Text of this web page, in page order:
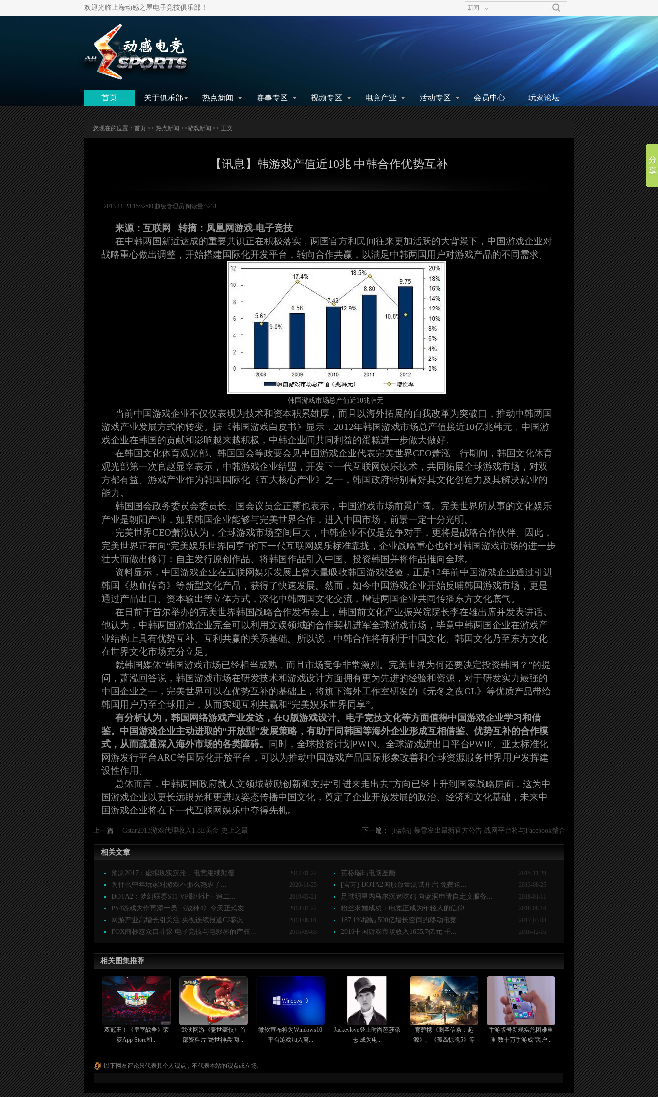
欢迎光临上海动感之屋电子竞技俱乐部！ 新闻
首页 关于俱乐部 热点新闻 赛事专区 视频专区 电竞产业 活动专区 会员中心 玩家论坛
您现在的位置： 首页 >> 热点新闻 >>游戏新闻 >> 正文
【讯息】韩游戏产值近10兆 中韩合作优势互补
2013-11-23 15:52:00 超级管理员 阅读量:3218
来源：互联网 转摘：凤凰网游戏-电子竞技
在中韩两国新近达成的重要共识正在积极落实，两国官方和民间往来更加活跃的大背景下，中国游戏企业对
战略重心做出调整，开始搭建国际化开发平台，转向合作共赢，以满足中韩两国用户对游戏产品的不同需求。
韩国游戏市场总产值近10兆韩元
当前中国游戏企业不仅仅表现为技术和资本积累雄厚，而且以海外拓展的自我改革为突破口，推动中韩两国
游戏产业发展方式的转变。据《韩国游戏白皮书》显示，2012年韩国游戏市场总产值接近10亿兆韩元，中国游
戏企业在韩国的贡献和影响越来越积极，中韩企业间共同利益的蛋糕进一步做大做好。
在韩国文化体育观光部、韩国国会等政要会见中国游戏企业代表完美世界CEO萧泓一行期间，韩国文化体育
观光部第一次官赵显宰表示，中韩游戏企业结盟，开发下一代互联网娱乐技术，共同拓展全球游戏市场，对双
方都有益。游戏产业作为韩国国际化《五大核心产业》之一，韩国政府特别看好其文化创造力及其解决就业的
能力。
韩国国会政务委员会委员长、国会议员金正薰也表示，中国游戏市场前景广阔。完美世界所从事的文化娱乐
产业是朝阳产业，如果韩国企业能够与完美世界合作，进入中国市场，前景一定十分光明。
完美世界CEO萧泓认为，全球游戏市场空间巨大，中韩企业不仅是竞争对手，更将是战略合作伙伴。因此，
完美世界正在向“完美娱乐世界同享”的下一代互联网娱乐标准靠拢，企业战略重心也针对韩国游戏市场的进一步
壮大而做出修订：自主发行原创作品、将韩国作品引入中国、投资韩国并将作品推向全球。
资料显示，中国游戏企业在互联网娱乐发展上曾大量吸收韩国游戏经验，正是12年前中国游戏企业通过引进
韩国《热血传奇》等新型文化产品，获得了快速发展。然而，如今中国游戏企业开始反哺韩国游戏市场，更是
通过产品出口、资本输出等立体方式，深化中韩两国文化交流，增进两国企业共同传播东方文化底气。
在日前于首尔举办的完美世界韩国战略合作发布会上，韩国前文化产业振兴院院长李在雄出席并发表讲话。
他认为，中韩两国游戏企业完全可以利用文娱领域的合作契机进军全球游戏市场，毕竟中韩两国企业在游戏产
业结构上具有优势互补、互利共赢的关系基础。所以说，中韩合作将有利于中国文化、韩国文化乃至东方文化
在世界文化市场充分立足。
就韩国媒体“韩国游戏市场已经相当成熟，而且市场竞争非常激烈。完美世界为何还要决定投资韩国？”的提
问，萧泓回答说，韩国游戏市场在研发技术和游戏设计方面拥有更为先进的经验和资源，对于研发实力最强的
中国企业之一，完美世界可以在优势互补的基础上，将旗下海外工作室研发的《无冬之夜OL》等优质产品带给
韩国用户乃至全球用户，从而实现互利共赢和“完美娱乐世界同享”。
有分析认为，韩国网络游戏产业发达，在Q版游戏设计、电子竞技文化等方面值得中国游戏企业学习和借
鉴。中国游戏企业主动进取的“开放型”发展策略，有助于同韩国等海外企业形成互相借鉴、优势互补的合作模
式，从而疏通深入海外市场的各类障碍。
同时，全球投资计划PWIN、全球游戏进出口平台PWIE、亚太标准化
网游发行平台ARC等国际化开放平台，可以为推动中国游戏产品国际形象改善和全球资源服务世界用户发挥建
设性作用。
总体而言，中韩两国政府就人文领域鼓励创新和支持“引进来走出去”方向已经上升到国家战略层面，这为中
国游戏企业以更长远眼光和更进取姿态传播中国文化，奠定了企业开放发展的政治、经济和文化基础，未来中
国游戏企业将在下一代互联网娱乐中夺得先机。
上一篇： Gstar2013游戏代理收入1.8E美金 史上之最 下一篇： [l蓝帖] 暴雪发出最新官方公告 战网平台将与Facebook整合
相关文章
2017-01-22
预测2017：虚拟现实沉沦，电竞继续颠覆... 2015-11-28
英格瑞玛电脑座舱...
2020-11-25
为什么中年玩家对游戏不那么热衷了... 2013-08-25
[官方] DOTA2国服放量测试开启 免费送...
2019-03-21
DOTA2：梦幻联赛S11 VP影业让一追二... 2018-01-11
足球明星内马尔沉迷吃鸡 向蓝洞申请自定义服务...
2018-04-22
PS4游戏大作再添一员 《战神4》今天正式发... 2018-08-16
粉丝求婚成功：电竞正成为年轻人的信仰...
2013-08-01
网游产业高增长引关注 央视连续报道CJ盛况... 2017-03-03
187.1%增幅 500亿增长空间的移动电竞...
2016-09-03
FOX商标惹众口非议 电子竞技与电影界的产权... 2016-12-16
2016中国游戏市场收入1655.7亿元 手...
相关图集推荐
双冠王！《皇室战争》荣
获App Store和...
武侠网游《盖世豪侠》首
部资料片“绝世神兵”曝...
微软宣布将为Windows10
平台游戏加入离...
Jackeylove登上时尚芭莎杂
志 成为电...
育碧携《刺客信条：起
源》、《孤岛惊魂5》等
多...
手游版号新规实施困难重
重 数十万手游成“黑户...
以下网友评论只代表其个人观点，不代表本站的观点或立场。